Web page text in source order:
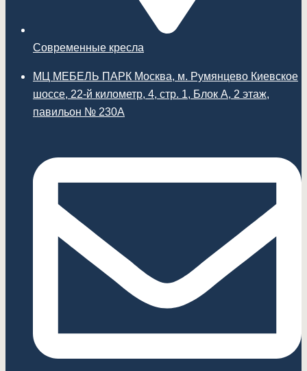
Современные кресла
МЦ МЕБЕЛЬ ПАРК Москва, м. Румянцево Киевское
шоссе, 22-й километр, 4, стр. 1, Блок А, 2 этаж,
павильон № 230А